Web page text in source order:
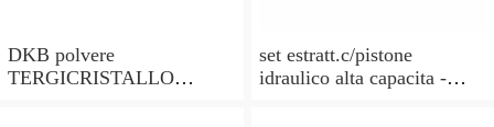
DKB polvere
TERGICRISTALLO
set estratt.c/pistone
idraulico alta capacita -